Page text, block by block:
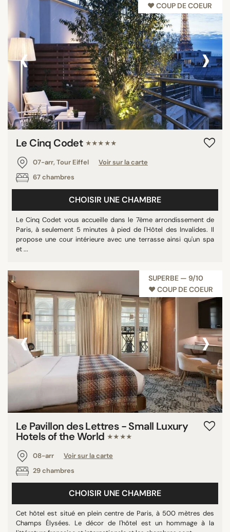
♥︎ COUP DE COEUR
‹ ›
Le Cinq Codet ★★★★★
07-arr, Tour Eiffel
Voir sur la carte
67 chambres
CHOISIR UNE CHAMBRE
Le Cinq Codet vous accueille dans le 7ème arrondissement de
Paris, à seulement 5 minutes à pied de l'Hôtel des Invalides. Il
propose une cour intérieure avec une terrasse ainsi qu'un spa
et ...
SUPERBE — 9/10
♥︎ COUP DE COEUR
‹ ›
Le Pavillon des Lettres - Small Luxury
Hotels of the World ★★★★
08-arr
Voir sur la carte
29 chambres
CHOISIR UNE CHAMBRE
Cet hôtel est situé en plein centre de Paris, à 500 mètres des
Champs Élysées. Le décor de l'hôtel est un hommage à la